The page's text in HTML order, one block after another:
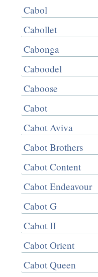
Cabol
Cabollet
Cabonga
Caboodel
Caboose
Cabot
Cabot Aviva
Cabot Brothers
Cabot Content
Cabot Endeavour
Cabot G
Cabot II
Cabot Orient
Cabot Queen